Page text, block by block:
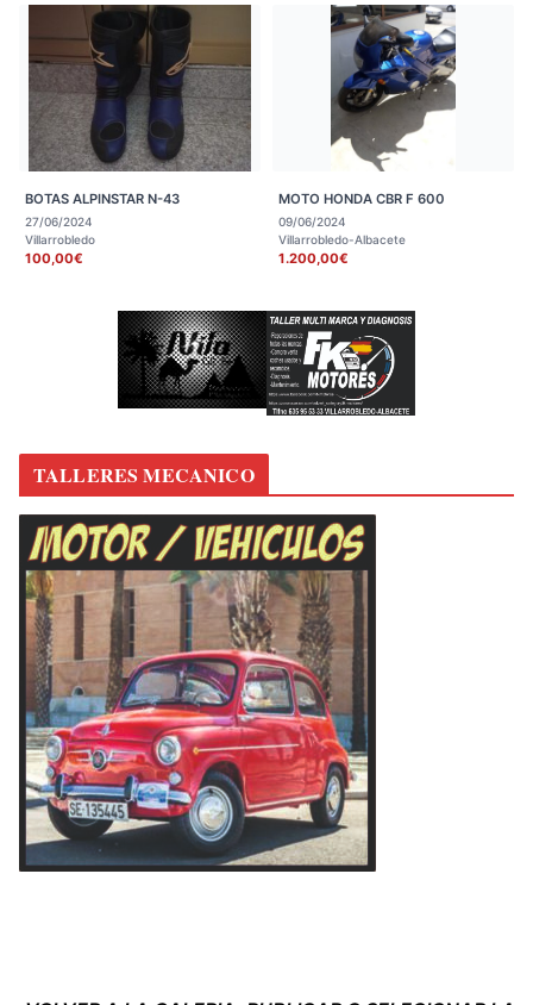
BOTAS ALPINSTAR N-43
27/06/2024
Villarrobledo
100,00€
MOTO HONDA CBR F 600
09/06/2024
Villarrobledo-Albacete
1.200,00€
TALLERES MECANICO